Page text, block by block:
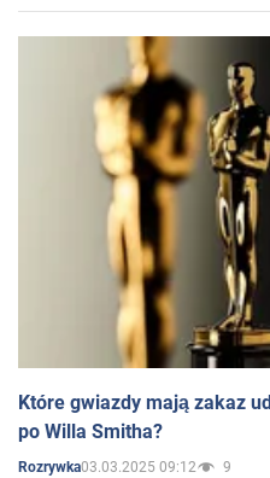
Które gwiazdy mają zakaz
po Willa Smitha?
Rozrywka03.03.2025 09:12 9